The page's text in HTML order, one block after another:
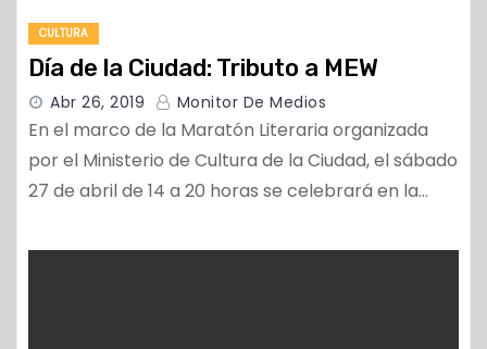
CULTURA
Día de la Ciudad: Tributo a MEW
Abr 26, 2019 Monitor De Medios
En el marco de la Maratón Literaria organizada
por el Ministerio de Cultura de la Ciudad, el sábado
27 de abril de 14 a 20 horas se celebrará en la…